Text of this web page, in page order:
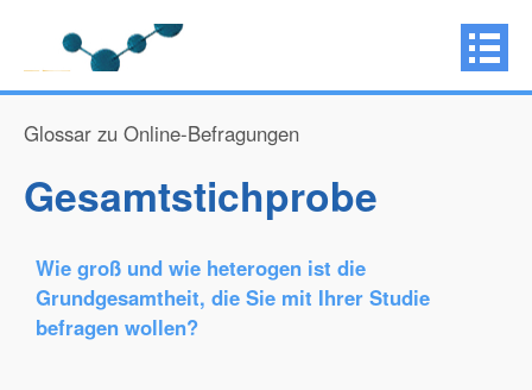
Glossar zu Online-Befragungen
Gesamtstichprobe
Wie groß und wie heterogen ist die
Grundgesamtheit, die Sie mit Ihrer Studie
befragen wollen?